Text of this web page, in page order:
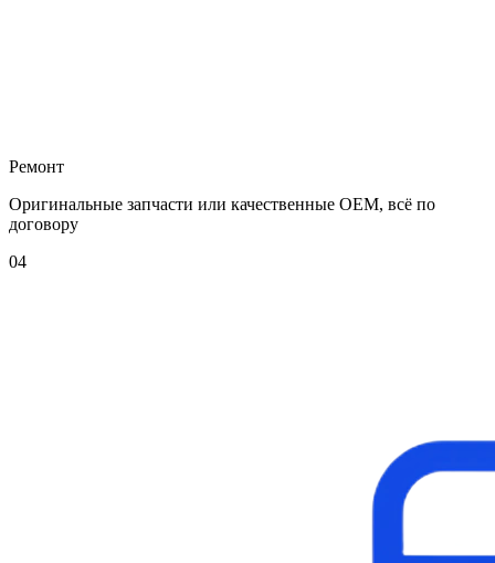
Ремонт
Оригинальные запчасти или качественные OEM, всё по
договору
04